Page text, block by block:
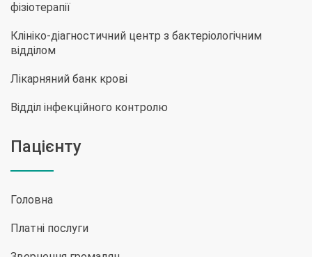
фізіотерапії
Клініко-діагностичний центр з бактеріологічним
відділом
Лікарняний банк крові
Відділ інфекційного контролю
Пацієнту
Головна
Платні послуги